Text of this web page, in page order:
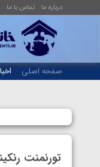
درباره ما تماس با ما
صفحه اصلی
تورنمنت رنکینگ